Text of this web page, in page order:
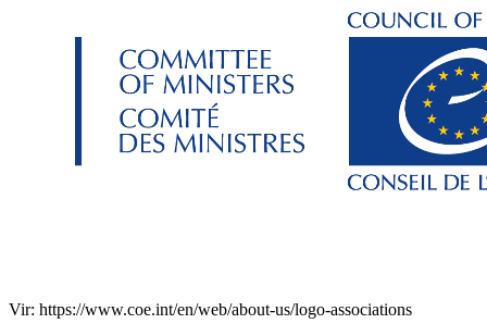
Vir: https://www.coe.int/en/web/about-us/logo-associations